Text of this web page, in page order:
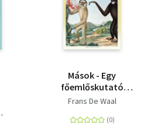
Mások - Egy
főemlőskutató
megfigyelései a
Frans De Waal